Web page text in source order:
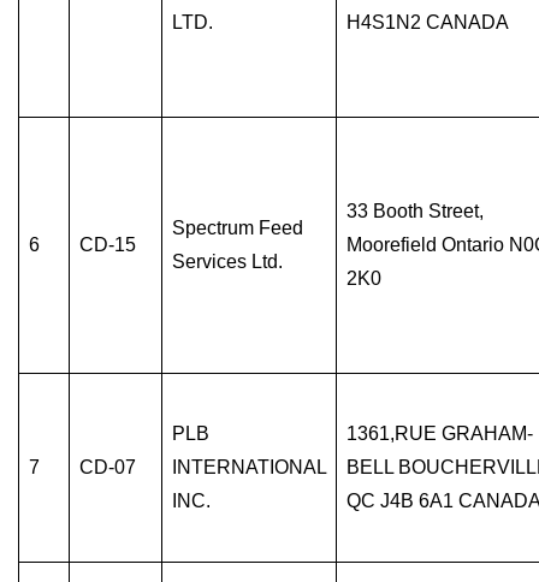
LTD.
H4S1N2 CANADA
6 CD-15
Spectrum Feed
Services Ltd.
33 Booth Street,
Moorefield Ontario
2K0
7 CD-07
PLB
INTERNATIONAL
INC.
1361,RUE GRAHAM-
BELL
QC J4B 6A1